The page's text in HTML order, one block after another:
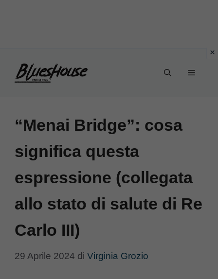
Menu
“Menai Bridge”: cosa
significa questa
espressione (collegata
allo stato di salute di Re
Carlo III)
29 Aprile 2024 di Virginia Grozio